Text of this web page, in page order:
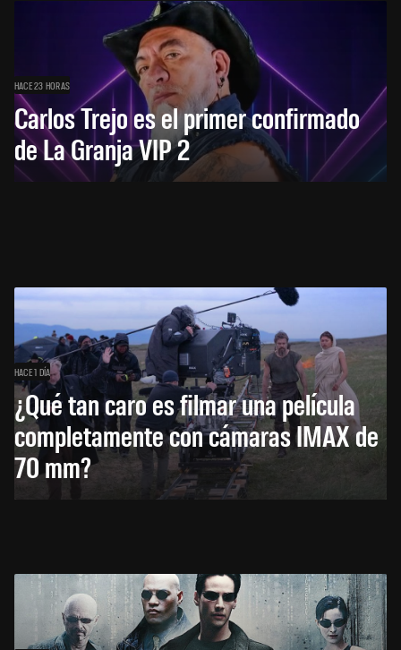
HACE 23 HORAS
Carlos Trejo es el primer confirmado
de La Granja VIP 2
HACE 1 DÍA
¿Qué tan caro es filmar una película
completamente con cámaras IMAX de
70 mm?